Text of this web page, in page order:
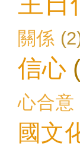
關係
信心
心合意
國文